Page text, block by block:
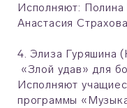
Исполняют: Полина
Анастасия
4. Элиза Гуряшина
«Злой удав» для
Исполняют
программы